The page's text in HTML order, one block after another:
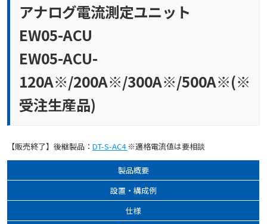
アナログ電流測定ユニット
EW05-ACU
EW05-ACU-
120A※/200A※/300A※/500A※(※
受注生産品)
【販売終了】後継製品： DT-S-AC4 ※適格電流値は要相談
製品概要
設置・構成例
仕様